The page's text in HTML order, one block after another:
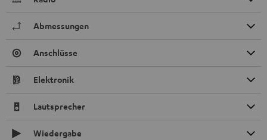
Abmessungen
Anschlüsse
Elektronik
Lautsprecher
Wiedergabe